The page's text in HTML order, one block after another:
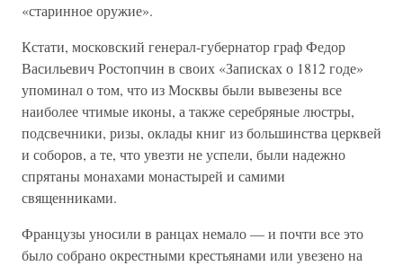
«старинное оружие».
Кстати, московский генерал-губернатор граф Федор
Васильевич Ростопчин в своих «Записках о 1812 годе»
упоминал о том, что из Москвы были вывезены все
наиболее чтимые иконы, а также серебряные люстры,
подсвечники, ризы, оклады книг из большинства церквей
и соборов, а те, что увезти не успели, были надежно
спрятаны монахами монастырей и самими
священниками.
Французы уносили в ранцах немало — и почти все это
было собрано окрестными крестьянами или увезено на